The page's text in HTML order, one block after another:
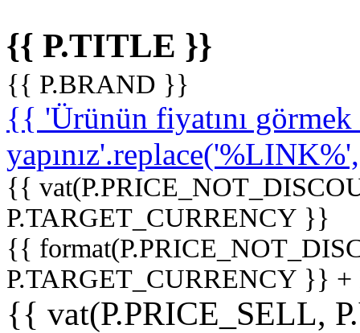
{{ P.TITLE }}
{{ P.BRAND }}
{{ 'Ürünün fiyatını
{{
P.TARGET_CURRENCY }}
{{
P.TARGET_CURRENCY }}
{{ vat(P.PRICE_SELL,